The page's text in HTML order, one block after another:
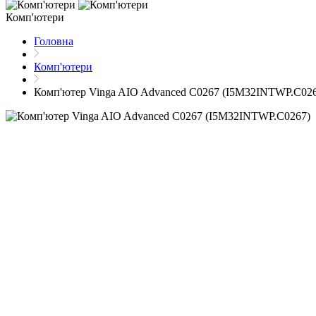
Комп'ютери
Головна
Комп'ютери
Комп'ютер Vinga AIO Advanced C0267